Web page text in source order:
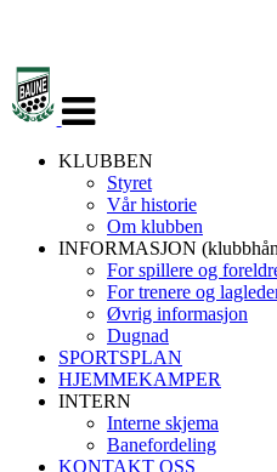
navigasjon
KLUBBEN
Styret
Vår historie
Om klubben
INFORMASJON
For spillere og
For trenere og
Øvrig informasjon
Dugnad
SPORTSPLAN
HJEMMEKAMPER
INTERN
Interne skjema
Banefordeling
KONTAKT OSS